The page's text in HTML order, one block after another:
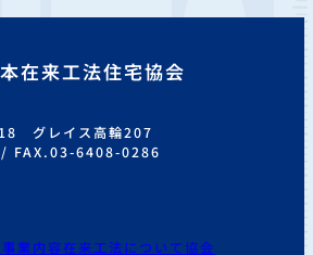
在来工法住宅協会
グレイス高輪207
FAX.03-6408-0286
事業内容在来工法について協会